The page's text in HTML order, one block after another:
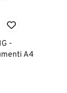
-
A4